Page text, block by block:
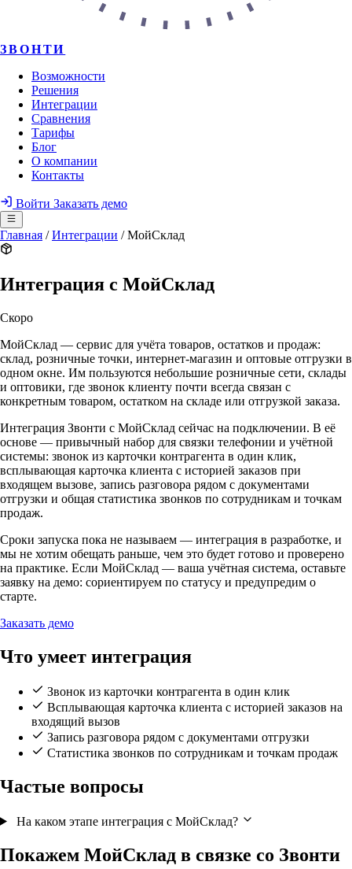
ЗВОНТИ
Возможности
Решения
Интеграции
Сравнения
Тарифы
Блог
О компании
Контакты
Войти Заказать демо
Главная / Интеграции / МойСклад
Интеграция с МойСклад
Скоро
МойСклад — сервис для учёта товаров, остатков и продаж:
склад, розничные точки, интернет-магазин и оптовые отгрузки в
одном окне. Им пользуются небольшие розничные сети, склады
и оптовики, где звонок клиенту почти всегда связан с
конкретным товаром, остатком на складе или отгрузкой заказа.
Интеграция Звонти с МойСклад сейчас на подключении. В её
основе — привычный набор для связки телефонии и учётной
системы: звонок из карточки контрагента в один клик,
всплывающая карточка клиента с историей заказов при
входящем вызове, запись разговора рядом с документами
отгрузки и общая статистика звонков по сотрудникам и точкам
продаж.
Сроки запуска пока не называем — интеграция в разработке, и
мы не хотим обещать раньше, чем это будет готово и проверено
на практике. Если МойСклад — ваша учётная система, оставьте
заявку на демо: сориентируем по статусу и предупредим о
старте.
Заказать демо
Что умеет интеграция
Звонок из карточки контрагента в один клик
Всплывающая карточка клиента с историей заказов на
входящий вызов
Запись разговора рядом с документами отгрузки
Статистика звонков по сотрудникам и точкам продаж
Частые вопросы
На каком этапе интеграция с МойСклад?
Покажем МойСклад в связке со Звонти